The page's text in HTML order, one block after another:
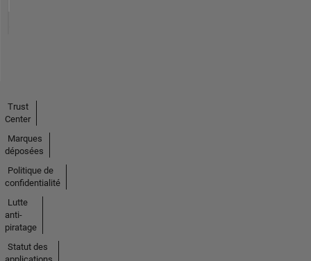
Trust
Center
Marques
déposées
Politique de
confidentialité
Lutte
anti-
piratage
Statut des